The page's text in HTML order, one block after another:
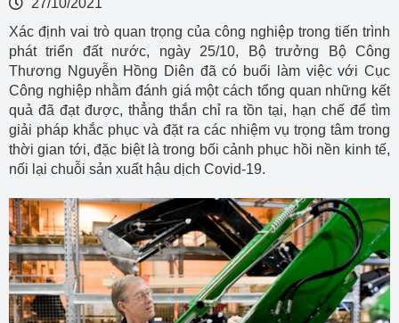
27/10/2021
Xác định vai trò quan trọng của công nghiệp trong tiến trình
phát triển đất nước, ngày 25/10, Bộ trưởng Bộ Công
Thương Nguyễn Hồng Diên đã có buổi làm việc với Cục
Công nghiệp nhằm đánh giá một cách tổng quan những kết
quả đã đạt được, thẳng thắn chỉ ra tồn tại, hạn chế để tìm
giải pháp khắc phục và đặt ra các nhiệm vụ trọng tâm trong
thời gian tới, đặc biệt là trong bối cảnh phục hồi nền kinh tế,
nối lại chuỗi sản xuất hậu dịch Covid-19.